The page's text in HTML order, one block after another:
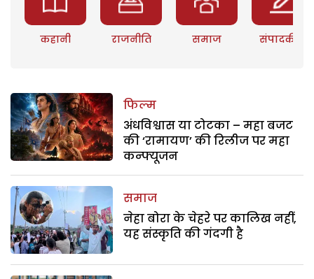
कहानी राजनीति समाज संपादकीय
फिल्म
अंधविश्वास या टोटका – महा बजट
की ‘रामायण’ की रिलीज पर महा
कन्फ्यूजन
समाज
नेहा बोरा के चेहरे पर कालिख नहीं,
यह संस्कृति की गंदगी है